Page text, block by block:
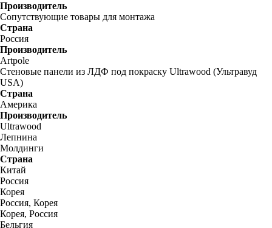
Производитель
Сопутствующие товары для монтажа
Страна
Россия
Производитель
Artpole
Стеновые панели из ЛДФ под покраску Ultrawood (Ультравуд
USA)
Страна
Америка
Производитель
Ultrawood
Лепнина
Молдинги
Страна
Китай
Россия
Корея
Россия, Корея
Корея, Россия
Бельгия